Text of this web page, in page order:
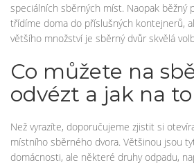
speciálních sběrných míst. Naopak běžný
třídíme doma do příslušných kontejnerů,
většího množství je sběrný dvůr skvělá
Co můžete na
odvézt a jak na to
Než vyrazíte, doporučujeme zjistit si
místního sběrného dvora. Většinou jsou
domácnosti, ale některé druhy odpadu,